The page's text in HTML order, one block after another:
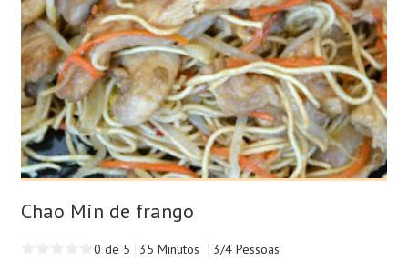
Chao Min de frango
0 de 5 35 Minutos 3/4 Pessoas